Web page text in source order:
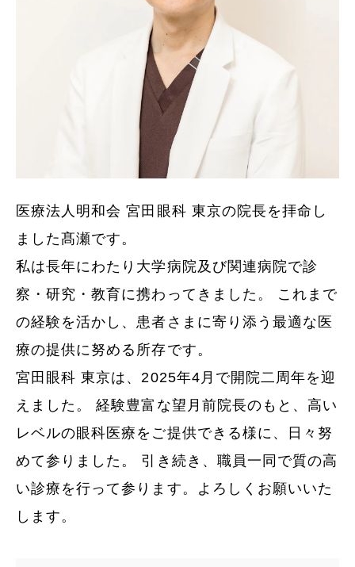
医療法人明和会 宮田眼科 東京の院長を拝命し
ました髙瀬です。
私は長年にわたり大学病院及び関連病院で診
察・研究・教育に携わってきました。 これまで
の経験を活かし、患者さまに寄り添う最適な医
療の提供に努める所存です。
宮田眼科 東京は、2025年4月で開院二周年を迎
えました。 経験豊富な望月前院長のもと、高い
レベルの眼科医療をご提供できる様に、日々努
めて参りました。 引き続き、職員一同で質の高
い診療を行って参ります。よろしくお願いいた
します。